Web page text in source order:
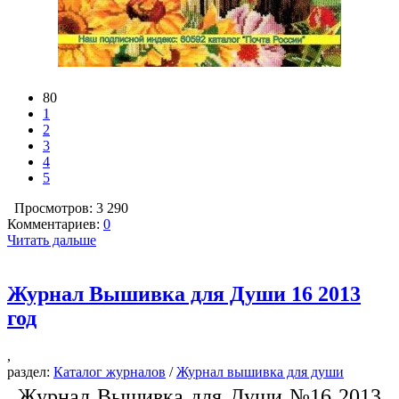
80
1
2
3
4
5
Просмотров: 3 290
Комментариев: 0
Читать дальше
Журнал Вышивка для Души 16 2013
год
,
раздел: Каталог журналов /Журнал вышивка для души